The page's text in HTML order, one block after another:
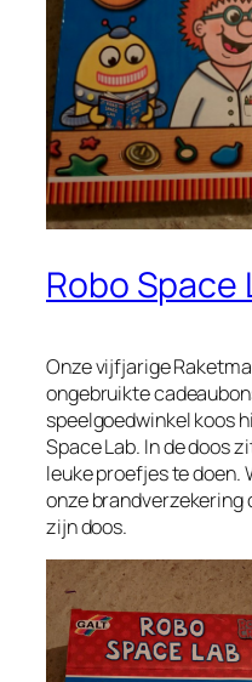
Robo Space
Onze vijfjarige
ongebruikte
speelgoedwinkel koos
Space Lab. In de doos
leuke proefjes te doen.
onze brandverzekering
zijn doos.